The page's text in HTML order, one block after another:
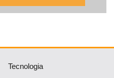
Tecnologia